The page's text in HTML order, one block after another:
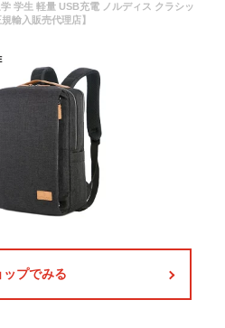
学生 軽量 USB充電 ノルディス クラシッ
輸入販売代理店】
ップでみる